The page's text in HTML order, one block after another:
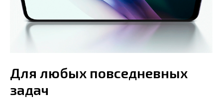
Для любых повседневных
задач